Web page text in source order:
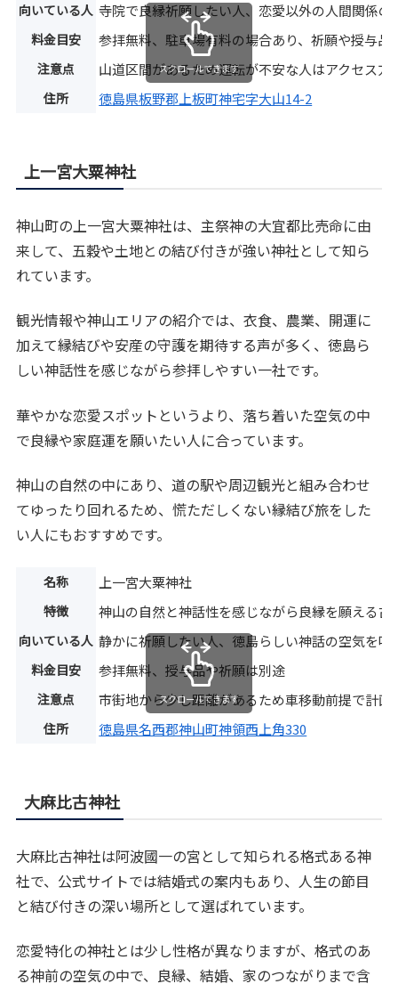
向いている人 寺院で良縁祈願したい人、恋愛以外の人間関係の
料金目安 参拝無料、駐車場有料の場合あり、祈願や授与品
注意点 山道区間があるため運転が不安な人はアクセス方
住所 徳島県板野郡上板町神宅字大山14-2
スクロールできます
上一宮大粟神社
神山町の上一宮大粟神社は、主祭神の大宜都比売命に由
来して、五穀や土地との結び付きが強い神社として知ら
れています。
観光情報や神山エリアの紹介では、衣食、農業、開運に
加えて縁結びや安産の守護を期待する声が多く、徳島ら
しい神話性を感じながら参拝しやすい一社です。
華やかな恋愛スポットというより、落ち着いた空気の中
で良縁や家庭運を願いたい人に合っています。
神山の自然の中にあり、道の駅や周辺観光と組み合わせ
てゆったり回れるため、慌ただしくない縁結び旅をした
い人にもおすすめです。
名称 上一宮大粟神社
特徴 神山の自然と神話性を感じながら良縁を願える古
向いている人 静かに祈願したい人、徳島らしい神話の空気を
料金目安 参拝無料、授与品や祈願は別途
注意点 市街地から少し距離があるため車移動前提で計画
住所 徳島県名西郡神山町神領西上角330
スクロールできます
大麻比古神社
大麻比古神社は阿波國一の宮として知られる格式ある神
社で、公式サイトでは結婚式の案内もあり、人生の節目
と結び付きの深い場所として選ばれています。
恋愛特化の神社とは少し性格が異なりますが、格式のあ
る神前の空気の中で、良縁、結婚、家のつながりまで含